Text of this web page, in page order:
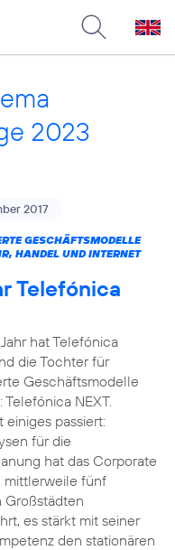
2023
2017
GESCHÄFTSMODELLE
HANDEL UND INTERNET
Telefónica
hat Telefónica
die Tochter für
Geschäftsmodelle
NEXT.
einiges passiert:
für die
hat das Corporate
mittlerweile fünf
es stärkt mit seiner
den stationären